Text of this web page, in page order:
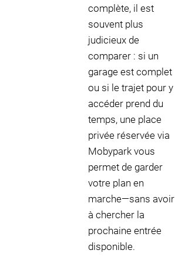
complète, il est
souvent plus
judicieux de
comparer : si un
garage est complet
ou si le trajet pour y
accéder prend du
temps, une place
privée réservée via
Mobypark vous
permet de garder
votre plan en
marche—sans avoir
à chercher la
prochaine entrée
disponible.